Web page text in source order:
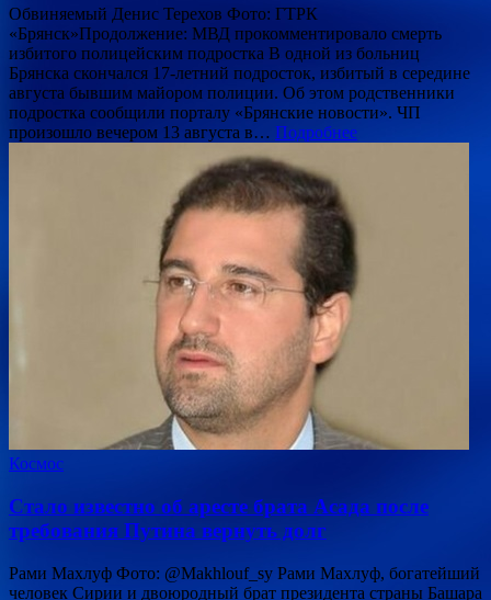
Обвиняемый Денис Терехов Фото: ГТРК
«Брянск»Продолжение: МВД прокомментировало смерть
избитого полицейским подростка В одной из больниц
Брянска скончался 17-летний подросток, избитый в середине
августа бывшим майором полиции. Об этом родственники
подростка сообщили порталу «Брянские новости». ЧП
произошло вечером 13 августа в… Подробнее
Космос
Стало известно об аресте брата Асада после
требования Путина вернуть долг
Рами Махлуф Фото: @Makhlouf_sy Рами Махлуф, богатейший
человек Сирии и двоюродный брат президента страны Башара